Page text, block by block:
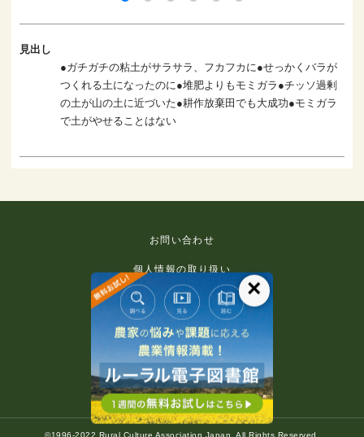
見出し
●ガチガチの粘土がサラサラ、フカフカに●せっかくバラが
つくれる土になったのに●堆肥よりもモミガラ●チッソ過剰
の土が山の土に近づいた●耕作放棄田でも大成功●モミガラ
で土がやせることはない
お問い合わせ
個人情報の取り扱い
免責事項
利用規約
推奨環境
著作権等について
©1996-2022 Rural Culture Association Japan. All Rights Reserved.
×